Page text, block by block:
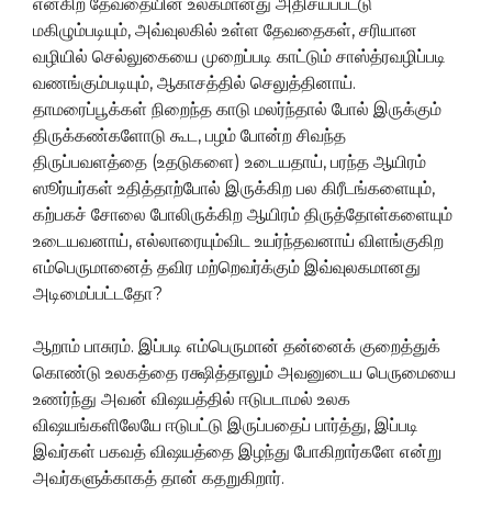
மகிழும்படியும், அவ்வுலகில் உள்ள தேவதைகள், சரியான
வழியில் செல்லுகையை முறைப்படி காட்டும் சாஸ்த்ரவழிப்படி
வணங்கும்படியும், ஆகாசத்தில் செலுத்தினாய்.
தாமரைப்பூக்கள் நிறைந்த காடு மலர்ந்தால் போல் இருக்கும்
திருக்கண்களோடு கூட, பழம் போன்ற சிவந்த
திருப்பவளத்தை (உதடுகளை) உடையதாய், பரந்த ஆயிரம்
ஸூர்யர்கள் உதித்தாற்போல் இருக்கிற பல கிரீடங்களையும்,
கற்பகச் சோலை போலிருக்கிற ஆயிரம் திருத்தோள்களையும்
உடையவனாய், எல்லாரையும்விட உயர்ந்தவனாய் விளங்குகிற
எம்பெருமானைத் தவிர மற்றெவர்க்கும் இவ்வுலகமானது
அடிமைப்பட்டதோ?
ஆறாம் பாசுரம். இப்படி எம்பெருமான் தன்னைக் குறைத்துக்
கொண்டு உலகத்தை ரக்ஷித்தாலும் அவனுடைய பெருமையை
உணர்ந்து அவன் விஷயத்தில் ஈடுபடாமல் உலக
விஷயங்களிலேயே ஈடுபட்டு இருப்பதைப் பார்த்து, இப்படி
இவர்கள் பகவத் விஷயத்தை இழந்து போகிறார்களே என்று
அவர்களுக்காகத் தான் கதறுகிறார்.